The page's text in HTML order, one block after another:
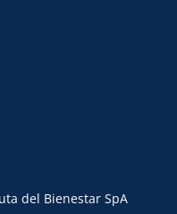
del Bienestar SpA